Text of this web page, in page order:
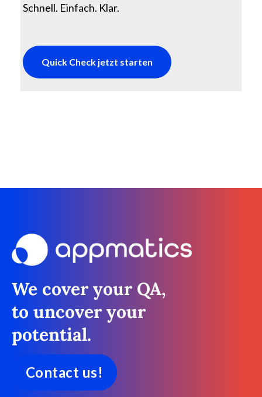
Schnell. Einfach. Klar.
Quick Check jetzt starten
We cover your QA,
to uncover your
potential.
Contact us!